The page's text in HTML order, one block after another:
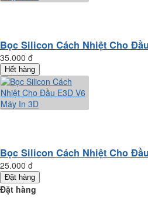
Bọc Silicon Cách Nhiệt Cho
35.000 đ
Hết hàng
Bọc Silicon Cách Nhiệt Cho
25.000 đ
Đặt hàng
Đặt hàng